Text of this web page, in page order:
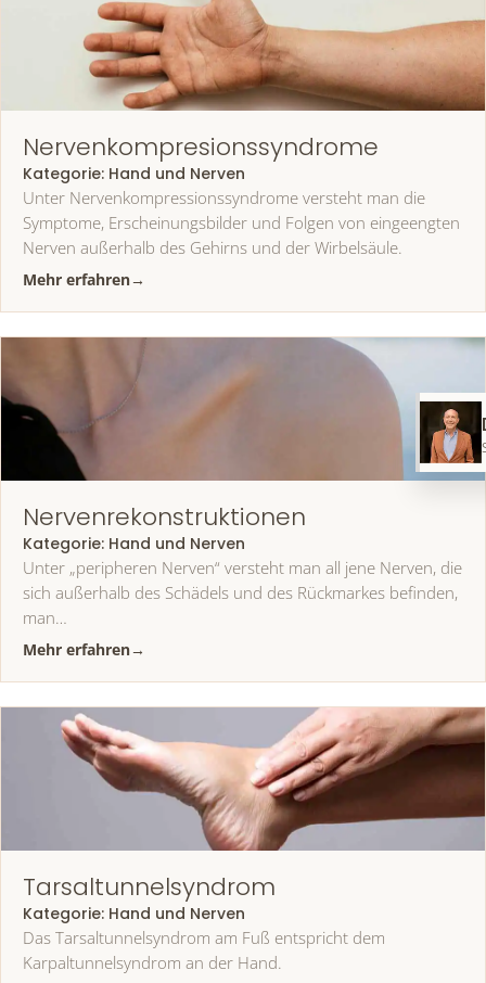
Nervenkompresionssyndrome
Kategorie: Hand und Nerven
Unter Nervenkompressionssyndrome versteht man die
Symptome, Erscheinungsbilder und Folgen von eingeengten
Nerven außerhalb des Gehirns und der Wirbelsäule.
Mehr erfahren→
Nervenrekonstruktionen
Kategorie: Hand und Nerven
Unter „peripheren Nerven“ versteht man all jene Nerven, die
sich außerhalb des Schädels und des Rückmarkes befinden,
man…
Mehr erfahren→
Tarsaltunnelsyndrom
Kategorie: Hand und Nerven
Das Tarsaltunnelsyndrom am Fuß entspricht dem
Karpaltunnelsyndrom an der Hand.